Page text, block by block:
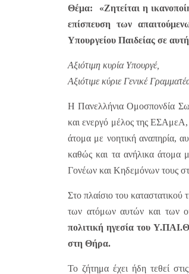
Θέμα: «Ζητείται η
επίσπευση των
Υπουργείου Παιδείας σε
Αξιότιμη κυρία Υπουργέ,
Αξιότιμε κύριε Γενικέ
Η Πανελλήνια Ομοσπονδία
και ενεργό μέλος της ΕΣΑμεΑ,
άτομα με νοητική αναπηρία,
καθώς και τα ανήλικα άτομα
Γονέων και Κηδεμόνων τους
Στο πλαίσιο του
των ατόμων αυτών και των
πολιτική ηγεσία του
στη Θήρα.
Το ζήτημα έχει ήδη τεθεί